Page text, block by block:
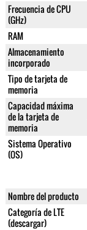
Frecuencia de CPU
(GHz)
RAM
Almacenamiento
incorporado
Tipo de tarjeta de
memoria
Capacidad máxima
de la tarjeta de
memoria
Sistema Operativo
(OS)
Nombre del producto
Categoría de LTE
(descargar)